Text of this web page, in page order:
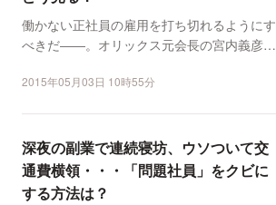
働かない正社員の雇用を打ち切れるようにす
べきだ――。オリックス元会長の宮内義彦氏
2015年05月03日 10時55分
深夜の副業で連続寝坊、ウソついて交
通費横領・・・「問題社員」をクビに
する方法は？